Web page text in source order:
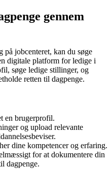
gennem
på jobcenteret, kan du søge
digitale platform for ledige i
søge ledige stillinger, og
retten til dagpenge.
en brugerprofil.
og upload relevante
dine kompetencer og erfaring.
for at dokumentere din
dagpenge.